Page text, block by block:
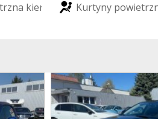
trzna kier y Kurtyny powietrz